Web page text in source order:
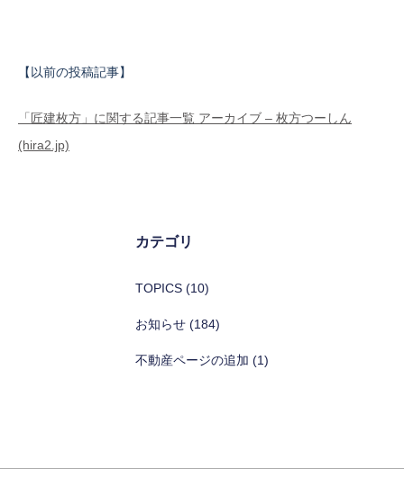
【以前の投稿記事】
「匠建枚方」に関する記事一覧 アーカイブ – 枚方つーしん
(hira2.jp)
カテゴリ
TOPICS (10)
お知らせ (184)
不動産ページの追加 (1)